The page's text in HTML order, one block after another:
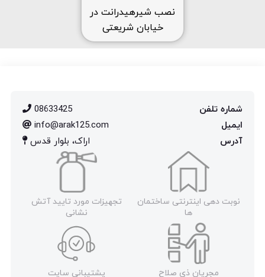
نصب شیرهیدرانت در
خیابان شریعتی
شماره تلفن
08633425
ایمیل
info@arak125.com
آدرس
اراک، بلوار قدس
نوبت دهی اینترنتی ساختمان
ها
تجهیزات مورد تایید آتش
نشانی
مجریان ذی صلاح پشتیبانی سایت